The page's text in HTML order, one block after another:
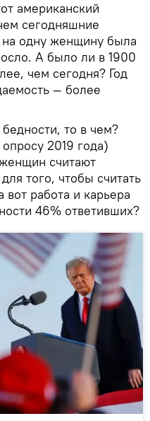
американский
сегодняшние
одну женщину была
А было ли в 1900
чем сегодня? Год
— более
то в чем?
2019 года)
считают
того, чтобы считать
работа и карьера
46% ответивших?